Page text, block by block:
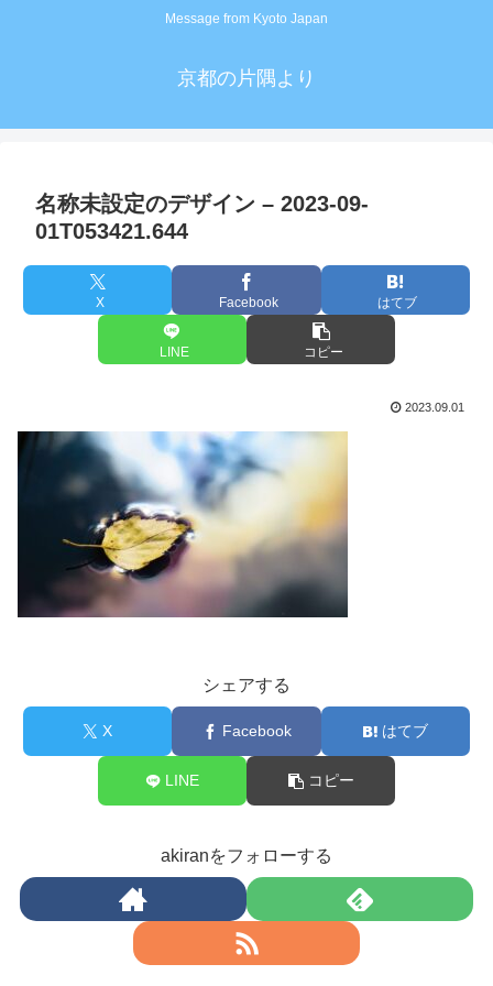
Message from Kyoto Japan
京都の片隅より
名称未設定のデザイン – 2023-09-
01T053421.644
X Facebook はてブ
LINE コピー
2023.09.01
シェアする
X Facebook はてブ
LINE コピー
akiranをフォローする